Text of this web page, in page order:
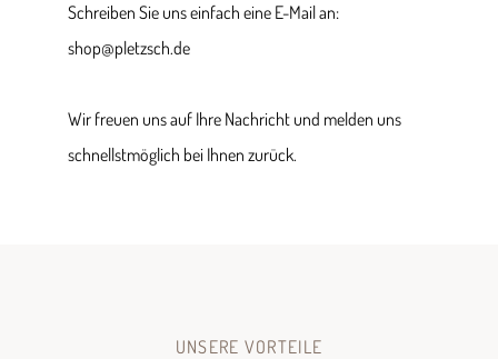
Schreiben Sie uns einfach eine E-Mail an:
shop@pletzsch.de
Wir freuen uns auf Ihre Nachricht und melden uns
schnellstmöglich bei Ihnen zurück.
UNSERE VORTEILE